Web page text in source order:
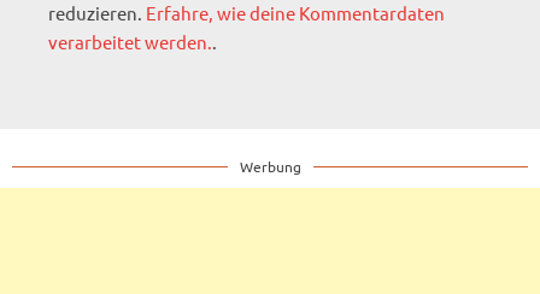
reduzieren. Erfahre, wie deine Kommentardaten
verarbeitet werden..
Werbung